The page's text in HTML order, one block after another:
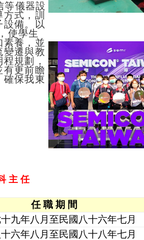
等儀器設
式，訓
設備。以
使學生
素養，並
變遷與教
規劃，
有更前瞻
確保我東
主 任
任 職 期 間
九年八月至民國八十六年七月
六年八月至民國八十八年七月